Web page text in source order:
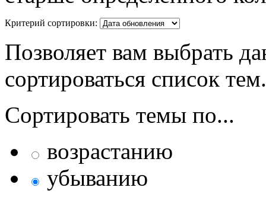
Критерий сортировки:
Позволяет вам выбрать
сортироваться список тем.
Сортировать темы по...
возрастанию
убыванию